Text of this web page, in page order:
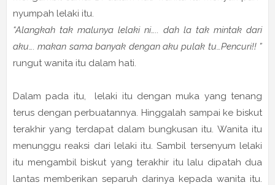
nyumpah lelaki itu.
“Alangkah tak malunya lelaki ni….. dah la tak mintak dari
aku…. makan sama banyak dengan aku pulak tu…Pencuri!! ”
rungut wanita itu dalam hati.
Dalam pada itu, lelaki itu dengan muka yang tenang
terus dengan perbuatannya. Hinggalah sampai ke biskut
terakhir yang terdapat dalam bungkusan itu. Wanita itu
menunggu reaksi dari lelaki itu. Sambil tersenyum lelaki
itu mengambil biskut yang terakhir itu lalu dipatah dua
lantas memberikan separuh darinya kepada wanita itu.